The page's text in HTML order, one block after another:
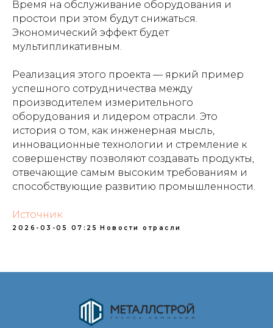
Время на обслуживание оборудования и
простои при этом будут снижаться.
Экономический эффект будет
мультипликативным.
Реализация этого проекта — яркий пример
успешного сотрудничества между
производителем измерительного
оборудования и лидером отрасли. Это
история о том, как инженерная мысль,
инновационные технологии и стремление к
совершенству позволяют создавать продукты,
отвечающие самым высоким требованиям и
способствующие развитию промышленности.
Источник
2026-03-05 07:25 Новости отрасли